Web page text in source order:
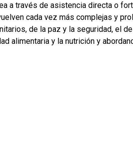
a través de asistencia directa o
cada vez más complejas y
de la paz y la seguridad, el
alimentaria y la nutrición y